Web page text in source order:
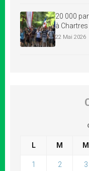
20 000
à Chartres
22 Mai 2026
L M M
1 2 3